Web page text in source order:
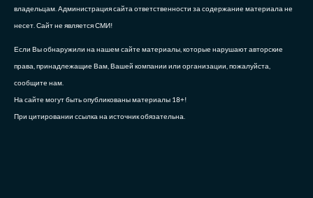
владельцам. Администрация сайта ответственности за содержание материала не
несет. Сайт не является СМИ!
Если Вы обнаружили на нашем сайте материалы, которые нарушают авторские
права, принадлежащие Вам, Вашей компании или организации, пожалуйста,
сообщите нам.
На сайте могут быть опубликованы материалы 18+!
При цитировании ссылка на источник обязательна.